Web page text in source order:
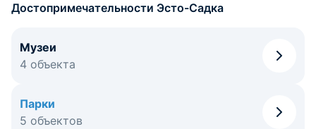
Достопримечательности Эсто-Садка
Музеи
4 объекта
Парки
5 объектов